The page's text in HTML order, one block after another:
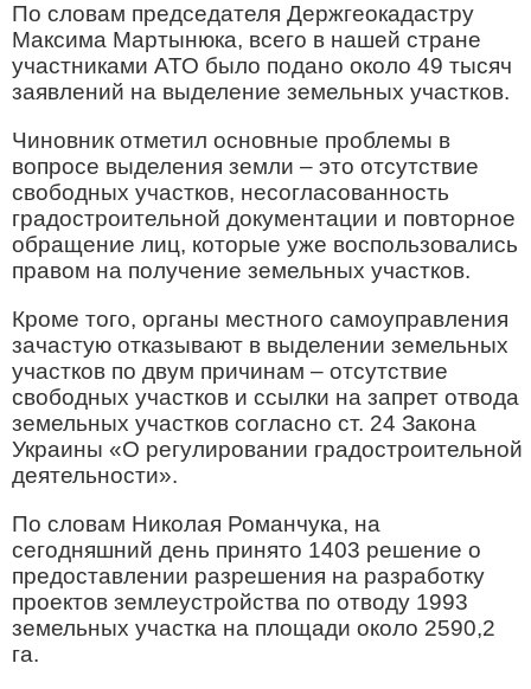
По словам председателя Держгеокадастру
Максима Мартынюка, всего в нашей стране
участниками АТО было подано около 49 тысяч
заявлений на выделение земельных участков.
Чиновник отметил основные проблемы в
вопросе выделения земли – это отсутствие
свободных участков, несогласованность
градостроительной документации и повторное
обращение лиц, которые уже воспользовались
правом на получение земельных участков.
Кроме того, органы местного самоуправления
зачастую отказывают в выделении земельных
участков по двум причинам – отсутствие
свободных участков и ссылки на запрет отвода
земельных участков согласно ст. 24 Закона
Украины «О регулировании градостроительной
деятельности».
По словам Николая Романчука, на
сегодняшний день принято 1403 решение о
предоставлении разрешения на разработку
проектов землеустройства по отводу 1993
земельных участка на площади около 2590,2
га.